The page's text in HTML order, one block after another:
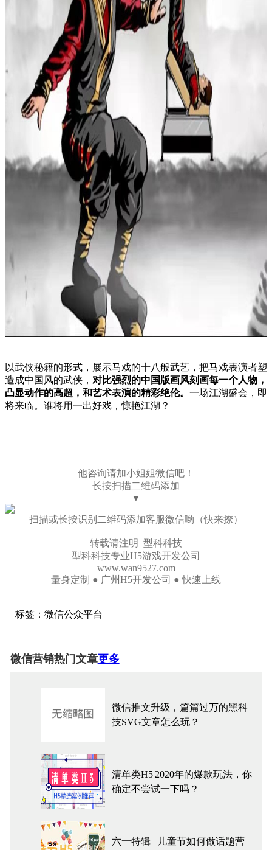
以武侠秘籍的形式，展示马戏的十八般武艺，把马戏表演者塑
造成中国风的武侠， 对比强烈的中国版画风刻画每一个人物，
凸显动作的高超，和艺术表演的精彩绝伦。 一场江湖盛会，即
将来临。谁将用一出好戏，惊艳江湖？
他咨询请加小姐姐微信吧！
长按扫描二维码添加
▼
扫描或长按识别二维码添加客服微信哟（快来撩）
转载请注明 型科科技
型科科技专业H5游戏开发公司
www.wan9527.com
量身定制 ● 广州H5开发公司 ● 快速上线
标签：微信公众平台
微信营销热门文章更多
微信推文升级，篇篇过万的黑科
技SVG文章怎么玩？
清单类H5|2020年的爆款玩法，你
确定不尝试一下吗？
六一特辑 | 儿童节如何做话题营